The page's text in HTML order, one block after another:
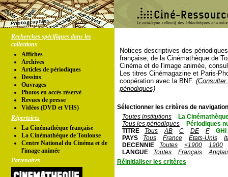
Recherches spécifiques dans les
collections
Affiches
Archives
Articles de périodiques
Dessins
Ouvrages
Photos en accés réservé
Revues de presse
Vidéos (DVD et VHS)
Répertoires
La Cinémathèque française
La Cinémathèque de Toulouse
Centre National du Cinéma et de
l'image animée
Partenaires
Notices descriptives des
française, de la Cinémathèque de
Cinéma et de l'image animée,
Les titres Cinémagazine et Paris-
coopération avec la BNF.
périodiques)
Sélectionner les critères de
Toutes institutions
La
Tous les périodiques
Périodiques
TITRE
Tous AB C DE F
GHI
PAYS
Tous France Etats-Unis
DECENNIE
Toutes <1900
1900
LANGUE
Toutes Français
Réinitialiser les critères